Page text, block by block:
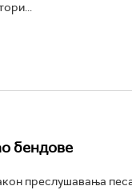
бендове
преслушавања